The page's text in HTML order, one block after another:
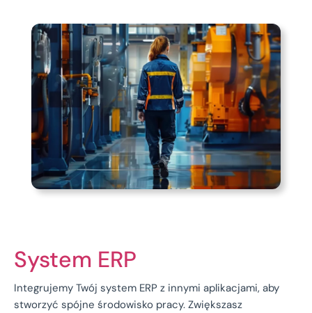
System ERP
Integrujemy Twój system ERP z innymi aplikacjami, aby
stworzyć spójne środowisko pracy. Zwiększasz